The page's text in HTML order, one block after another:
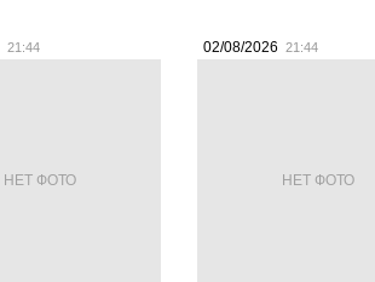
21:44
НЕТ ФОТО
02/08/2026 21:44
НЕТ ФОТО